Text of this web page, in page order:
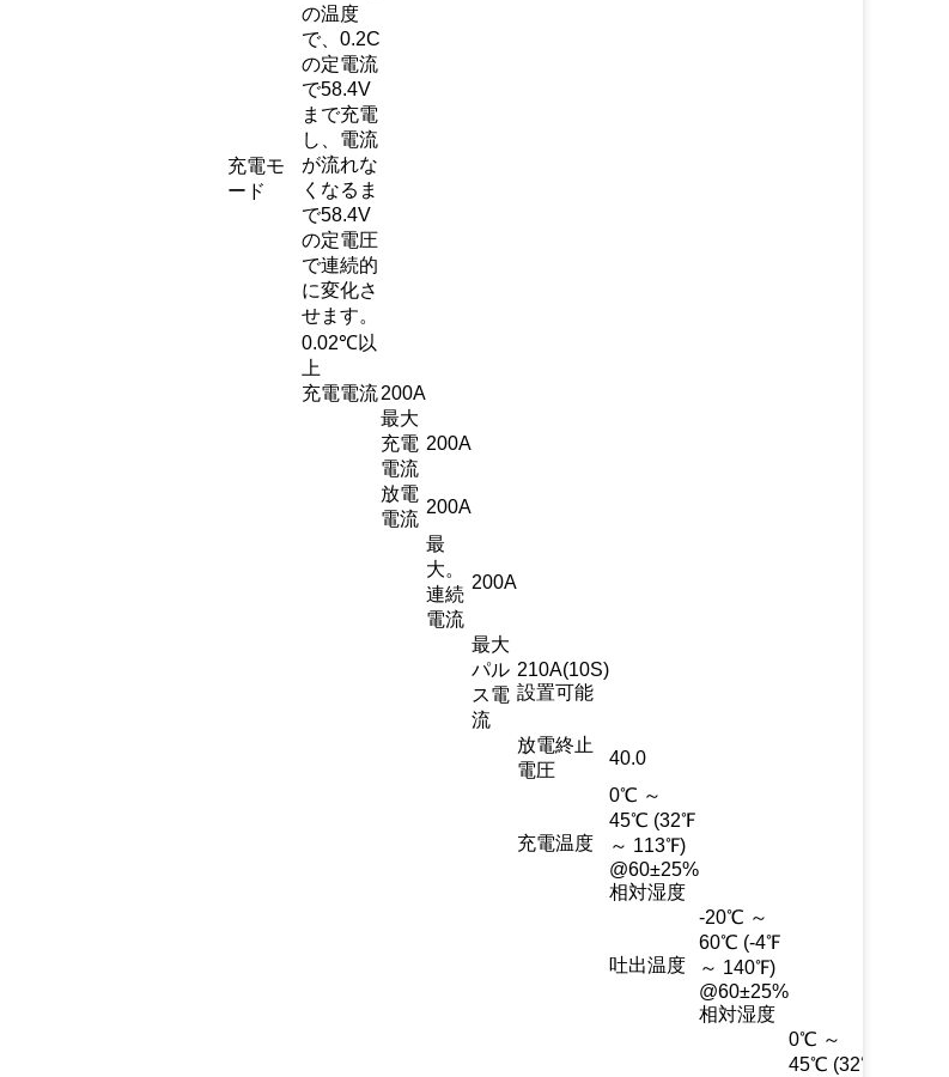
充電モ
ード
の温度
で、0.2C
の定電流
で58.4V
まで充電
し、電流
が流れな
くなるま
で58.4V
の定電圧
で連続的
に変化さ
せます。
0.02℃以
上
充電電流200A
最大
充電
電流
200A
放電
電流
200A
最
大。
連続
電流
200A
最大
パル
ス電
流
210A(10S)
設置可能
放電終止
電圧
40.0
充電温度
0℃ ～
45℃ (32℉
～ 113℉)
@60±25%
相対湿度
吐出温度
-20℃ ～
60℃ (-4℉
～ 140℉)
@60±25%
相対湿度
0℃ ～
45℃ (32℉